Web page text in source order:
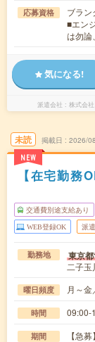
応募資格
ブラン
■エン
は勿論
気になる!
派遣会社 株式会
未読
NEW
掲載日 2026/
【在宅勤務
交通費別途支給あり
WEB登録OK 派遣
勤務地 東京
二子
曜日頻度 月～金
時間 09:00-
期間 【急